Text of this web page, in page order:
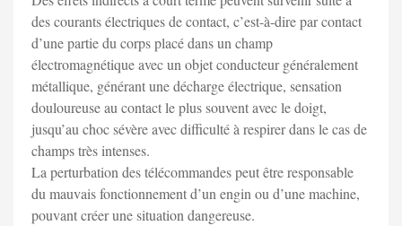
des courants électriques de contact, c’est-à-dire par contact
d’une partie du corps placé dans un champ
électromagnétique avec un objet conducteur généralement
métallique, générant une décharge électrique, sensation
douloureuse au contact le plus souvent avec le doigt,
jusqu’au choc sévère avec difficulté à respirer dans le cas de
champs très intenses.
La perturbation des télécommandes peut être responsable
du mauvais fonctionnement d’un engin ou d’une machine,
pouvant créer une situation dangereuse.